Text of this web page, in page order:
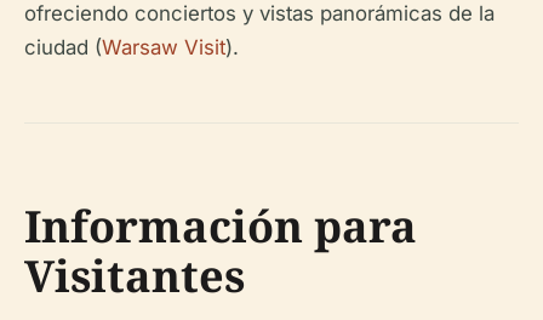
ofreciendo conciertos y vistas panorámicas de la
ciudad (Warsaw Visit).
Información para
Visitantes